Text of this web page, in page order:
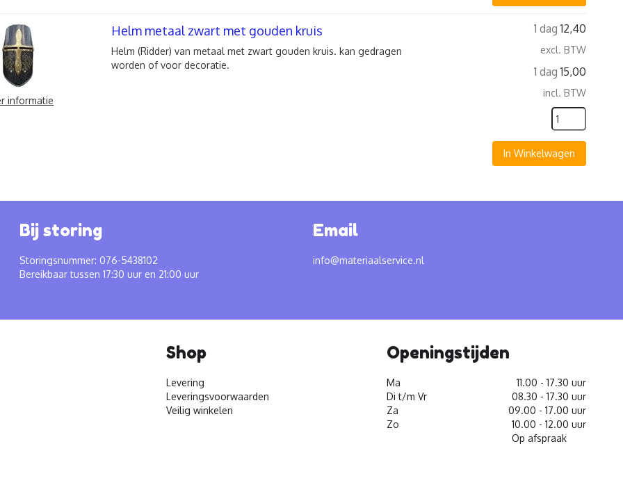
informatie
1 dag 12,40
excl. BTW
1 dag 15,00
incl. BTW
In Winkelwagen
Helm metaal zwart met gouden kruis
Helm (Ridder) van metaal met zwart gouden kruis. kan gedragen
worden of voor decoratie.
Bij storing
Storingsnummer: 076-5438102
Bereikbaar tussen 17:30 uur en 21:00 uur
Email
info@materiaalservice.nl
Shop
Levering
Leveringsvoorwaarden
Veilig winkelen
Openingstijden
Ma
11.00 - 17.30 uur
Di t/m Vr
08.30 - 17.30 uur
Za
09.00 - 17.00 uur
Zo
10.00 - 12.00 uur
Op afspraak